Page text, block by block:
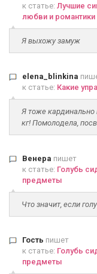
к статье: Лучшие
любви и романтики
Я выхожу замуж
elena_blinkina
к статье: Какие
Я тоже кардинально
кг! Помолодела,
Венера пишет
к статье: Голубь
предметы
Что значит, если
Гость пишет
к статье: Голубь
предметы